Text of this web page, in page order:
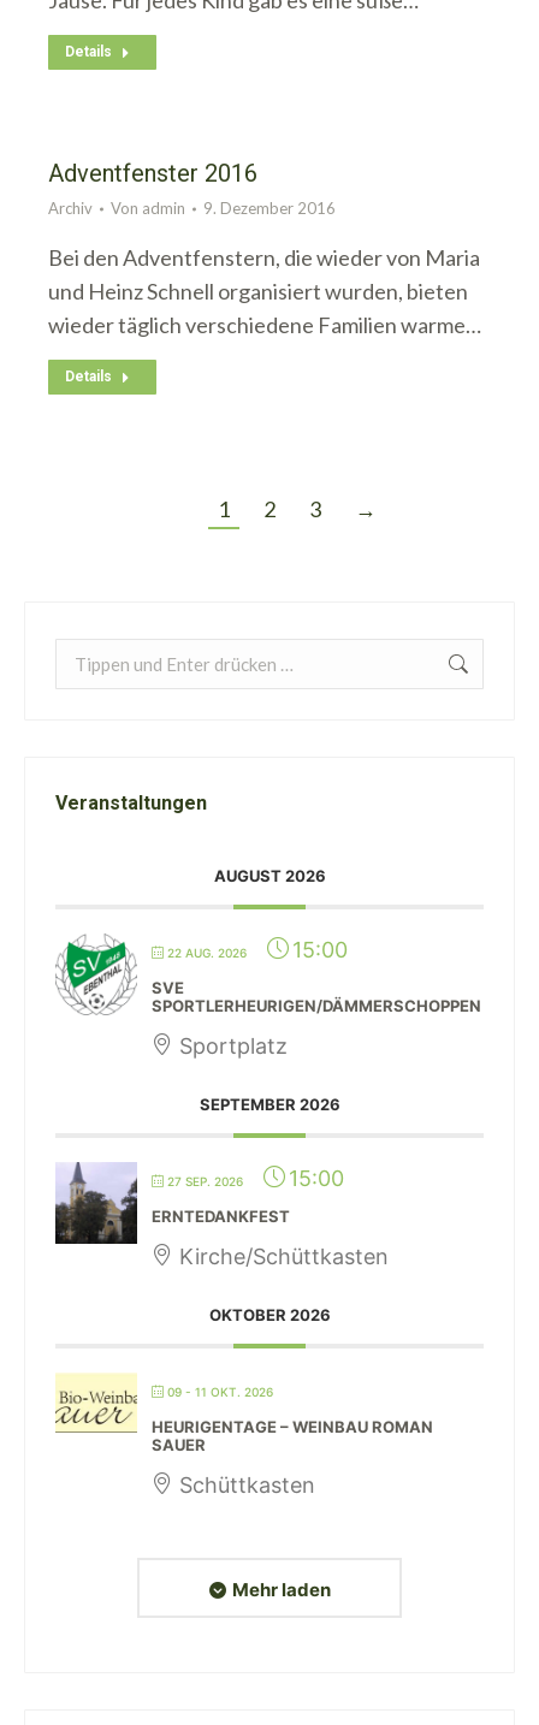
Details
Adventfenster 2016
Archiv Von admin 9. Dezember 2016
Bei den Adventfenstern, die wieder von Maria
und Heinz Schnell organisiert wurden, bieten
wieder täglich verschiedene Familien warme…
Details
1 2 3 →
Search:
Veranstaltungen
AUGUST 2026
22 AUG. 2026 15:00
SVE
SPORTLERHEURIGEN/DÄMMERSCHOPPEN
Sportplatz
SEPTEMBER 2026
27 SEP. 2026 15:00
ERNTEDANKFEST
Kirche/Schüttkasten
OKTOBER 2026
09 - 11 OKT. 2026
HEURIGENTAGE – WEINBAU ROMAN
SAUER
Schüttkasten
Mehr laden